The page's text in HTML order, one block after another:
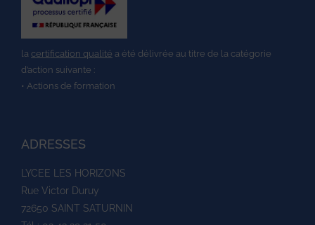
la certification qualité a été délivrée au titre de la catégorie
d’action suivante :
• Actions de formation
ADRESSES
LYCEE LES HORIZONS
Rue Victor Duruy
72650 SAINT SATURNIN